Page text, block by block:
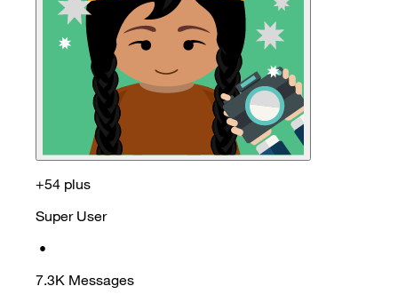
+54 plus
Super User
•
7.3K Messages